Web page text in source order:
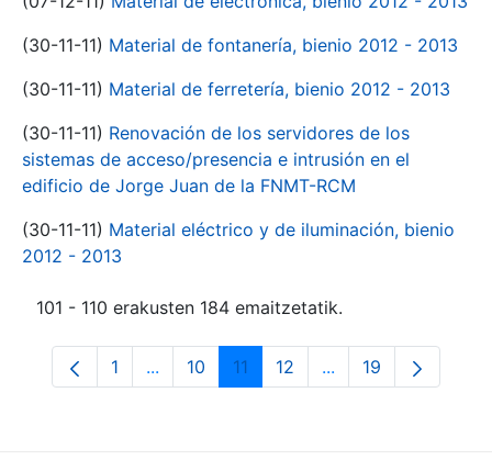
(30-11-11) Material de fontanería, bienio 2012 - 2013
(30-11-11) Material de ferretería, bienio 2012 - 2013
(30-11-11) Renovación de los servidores de los
sistemas de acceso/presencia e intrusión en el
edificio de Jorge Juan de la FNMT-RCM
(30-11-11) Material eléctrico y de iluminación, bienio
2012 - 2013
101 - 110 erakusten 184 emaitzetatik.
Orrialdea
1 ...Intermediate Pages Use TAB to navigate.
Orrialdea
10 Orrialdea
11 Orrialdea
12 ...Intermediate
Orrialdea
19